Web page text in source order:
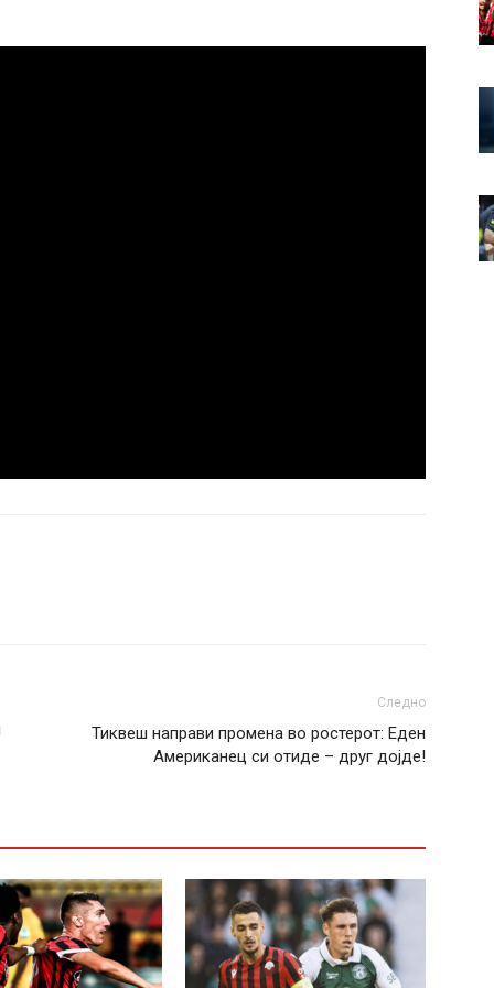
Следно
Тиквеш направи промена во ростерот: Еден
Американец си отиде – друг дојде!